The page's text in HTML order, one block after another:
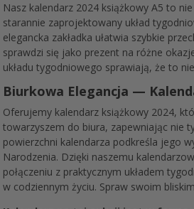
Nasz kalendarz 2024 książkowy A5 to
starannie zaprojektowany układ
elegancka zakładka ułatwia szybkie
sprawdzi się jako prezent na różne
układu tygodniowego sprawiają, że to
Biurkowa Elegancja —
Oferujemy kalendarz książkowy 2024,
towarzyszem do biura, zapewniając nie
powierzchni kalendarza podkreśla jego
Narodzenia. Dzięki naszemu
połączeniu z praktycznym układem
w codziennym życiu. Spraw swoim